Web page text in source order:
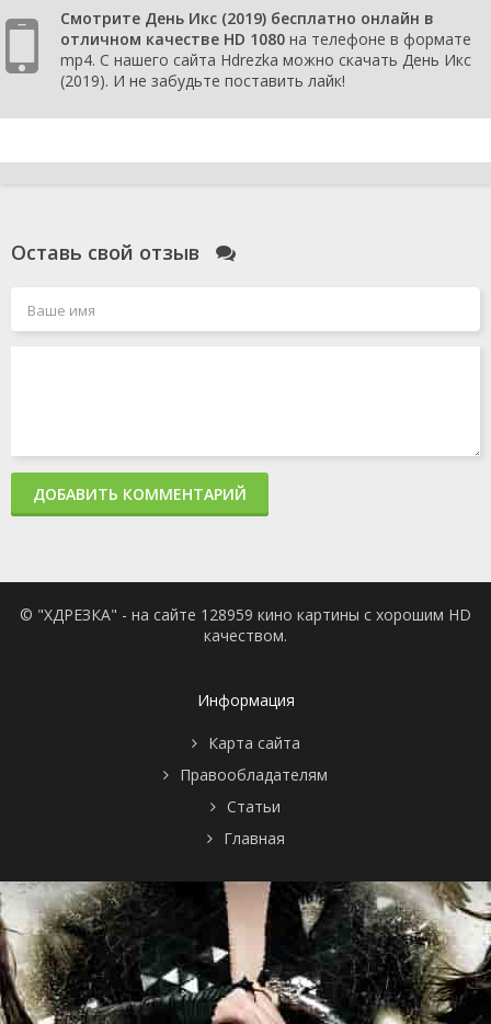
Смотрите День Икс (2019) бесплатно онлайн в
отличном качестве HD 1080 на телефоне в формате
mp4. С нашего сайта Hdrezka можно скачать День Икс
(2019). И не забудьте поставить лайк!
Оставь свой отзыв
ДОБАВИТЬ КОММЕНТАРИЙ
© "ХДРЕЗКА" - на сайте 128959 кино картины с хорошим HD
качеством.
Информация
Карта сайта
Правообладателям
Статьи
Главная